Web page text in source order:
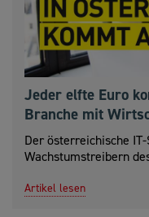
Jeder elfte Euro
Branche mit
Der österreichische
Wachstumstreibern
Artikel lesen